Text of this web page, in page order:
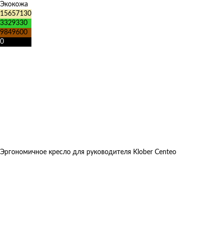
Экокожа
15657130
3329330
9849600
0
Эргономичное кресло для руководителя Klober Centeo